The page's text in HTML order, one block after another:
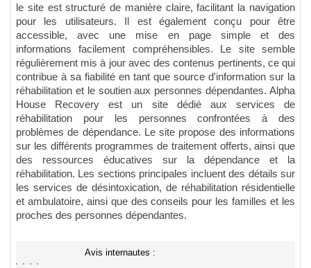
le site est structuré de manière claire, facilitant la navigation
pour les utilisateurs. Il est également conçu pour être
accessible, avec une mise en page simple et des
informations facilement compréhensibles. Le site semble
régulièrement mis à jour avec des contenus pertinents, ce qui
contribue à sa fiabilité en tant que source d'information sur la
réhabilitation et le soutien aux personnes dépendantes. Alpha
House Recovery est un site dédié aux services de
réhabilitation pour les personnes confrontées à des
problèmes de dépendance. Le site propose des informations
sur les différents programmes de traitement offerts, ainsi que
des ressources éducatives sur la dépendance et la
réhabilitation. Les sections principales incluent des détails sur
les services de désintoxication, de réhabilitation résidentielle
et ambulatoire, ainsi que des conseils pour les familles et les
proches des personnes dépendantes.
Avis internautes :